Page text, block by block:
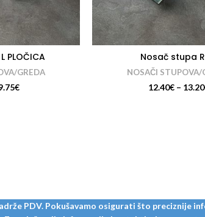
PLOČICA
GREDA
€
Nosač stupa
NOSAČI STUPOVA/
12.40€– 13.20
PDV. Pokušavamo osigurati što